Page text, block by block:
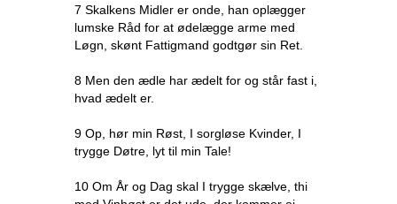
7 Skalkens Midler er onde, han oplægger
lumske Råd for at ødelægge arme med
Løgn, skønt Fattigmand godtgør sin Ret.
8 Men den ædle har ædelt for og står fast i,
hvad ædelt er.
9 Op, hør min Røst, I sorgløse Kvinder, I
trygge Døtre, lyt til min Tale!
10 Om År og Dag skal I trygge skælve, thi